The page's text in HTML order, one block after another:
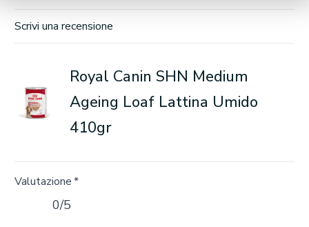
Scrivi una recensione
Royal Canin SHN Medium
Ageing Loaf Lattina Umido
410gr
Valutazione*
0/5